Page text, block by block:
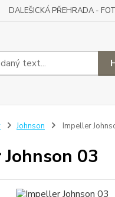
DALEŠICKÁ PŘEHRADA -
Johnson Impeller
03